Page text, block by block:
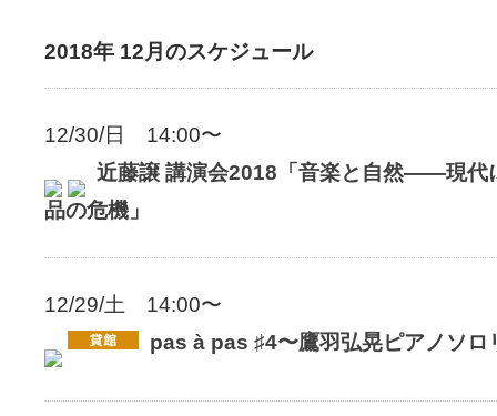
2018年 12月のスケジュール
12/30/日 14:00〜
近藤譲 講演会2018「音楽と自然――現代
品の危機」
12/29/土 14:00〜
pas à pas ♯4〜鷹羽弘晃ピアノソロ